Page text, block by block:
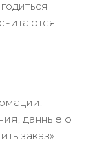
данные о
заказ».